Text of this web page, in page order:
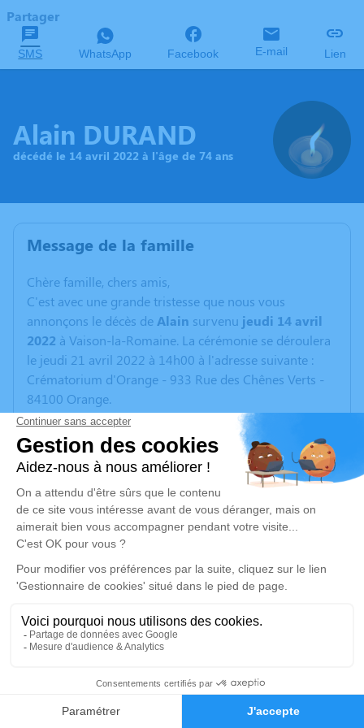
Faire-part Hommages
Partager
SMS WhatsApp Facebook E-mail Lien
Alain DURAND
décédé le 14 avril 2022 à l'âge de 74 ans
Message de la famille
Chère famille, chers amis,
C'est avec une grande tristesse que nous vous
annonçons le décès de Alain survenu jeudi 14 avril
2022 à Vaison-la-Romaine. La cérémonie se déroulera
le jeudi 21 avril 2022 à 14h00 à l'adresse suivante :
Crématorium d'Orange - 933 Rue des Chênes Verts -
84100 Orange.
Ni fleurs, ni couronnes, merci.
Un service de plantation d’arbre hommage est
disponible ici.
Cérémonie civile
Crématorium d'Orange
933 Rue des Chênes Verts
Je rends hommage